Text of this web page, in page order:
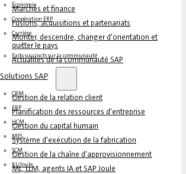
Économie
Marchés et finance
Coopération ERP
Fusions, acquisitions et partenariats
Carrière
Monter, descendre, changer d'orientation et
quitter le pays
Faits succincts sur la communauté
Actualités de la communauté SAP
Solutions SAP
CRM
Gestion de la relation client
ERP
Planification des ressources d'entreprise
HCM
Gestion du capital humain
MES
Système d'exécution de la fabrication
SCM
Gestion de la chaîne d'approvisionnement
KI/Joule
ML, LLM, agents IA et SAP Joule